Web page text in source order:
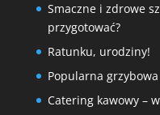
Smaczne i zdrowe
przygotować?
Ratunku, urodziny!
Popularna
Catering kawowy –